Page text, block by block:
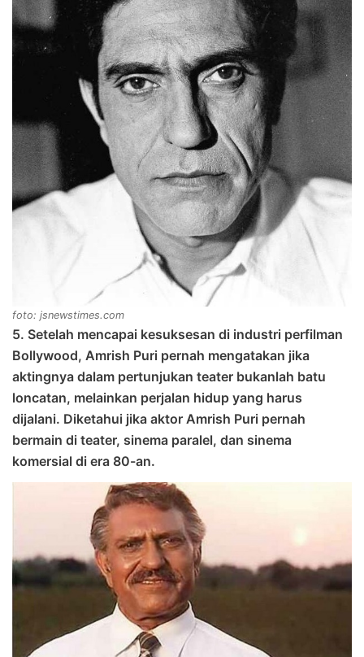
foto: jsnewstimes.com
5. Setelah mencapai kesuksesan di industri perfilman
Bollywood, Amrish Puri pernah mengatakan jika
aktingnya dalam pertunjukan teater bukanlah batu
loncatan, melainkan perjalan hidup yang harus
dijalani. Diketahui jika aktor Amrish Puri pernah
bermain di teater, sinema paralel, dan sinema
komersial di era 80-an.